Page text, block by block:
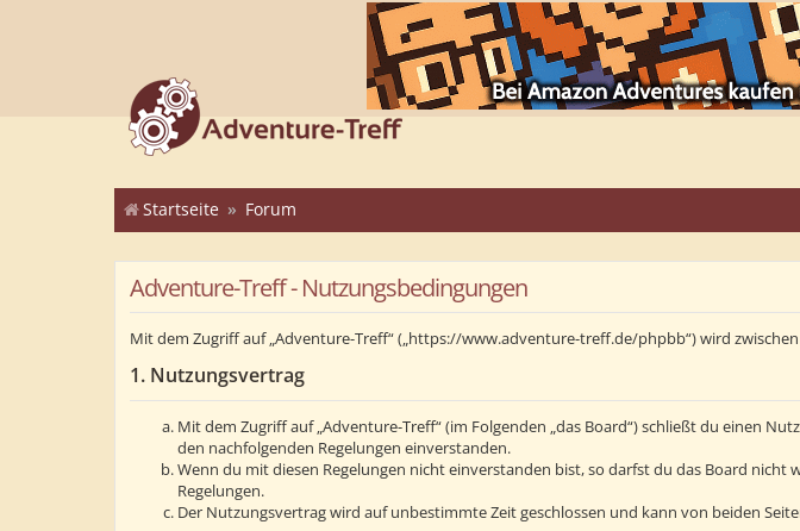
Startseite Forum
Adventure-Treff - Nutzungsbedingungen
Mit dem Zugriff auf „Adventure-Treff“ („https://www.adventure-treff.de/phpbb“) wird
1. Nutzungsvertrag
Mit dem Zugriff auf „Adventure-Treff“ (im Folgenden „das Board“) schließt du einen
den nachfolgenden Regelungen einverstanden.
Wenn du mit diesen Regelungen nicht einverstanden bist, so darfst du das Board
Regelungen.
Der Nutzungsvertrag wird auf unbestimmte Zeit geschlossen und kann von beiden